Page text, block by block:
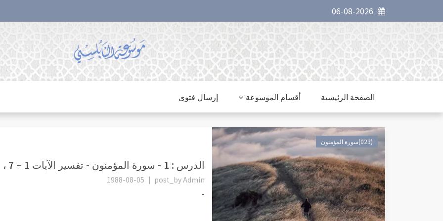
الصفحة الرئيسية أقسام الموسوعة إرسال فتوى
(023)سورة المؤمنون
الدرس : 1 - سورة المؤمنون - تفسير الآيات 1 – 7 ، قد أفلح المؤمنون
post_byAdmin
1988-08-05
-